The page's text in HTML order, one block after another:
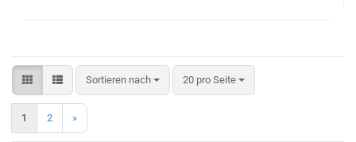
Sortieren nach
Sortieren nach 20 pro Seite
pro Seite
1 2 »